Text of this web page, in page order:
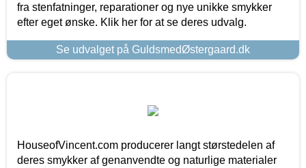
fra stenfatninger, reparationer og nye unikke smykker
efter eget ønske. Klik her for at se deres udvalg.
Se udvalget på GuldsmedØstergaard.dk
HouseofVincent.com producerer langt størstedelen af
deres smykker af genanvendte og naturlige materialer